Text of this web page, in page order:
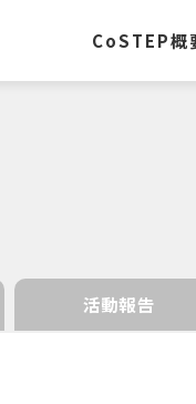
CoSTEP概
活動報告